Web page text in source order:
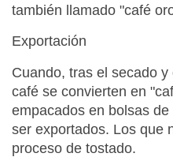
también llamado "café
Exportación
Cuando, tras el secado
café se convierten en
empacados en bolsas
ser exportados. Los que
proceso de tostado.